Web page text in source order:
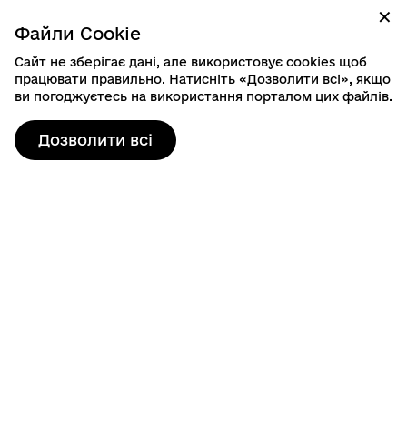
✕
Файли Cookie
Сайт не зберігає дані, але використовує cookies щоб
працювати правильно. Натисніть «Дозволити всі», якщо
ви погоджуєтесь на використання порталом цих файлів.
Дозволити всі